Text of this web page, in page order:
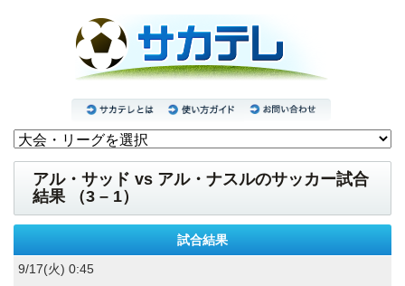
アル・サッド vs アル・ナスルのサッカー試合
結果 （3 – 1）
試合結果
9/17(火) 0:45